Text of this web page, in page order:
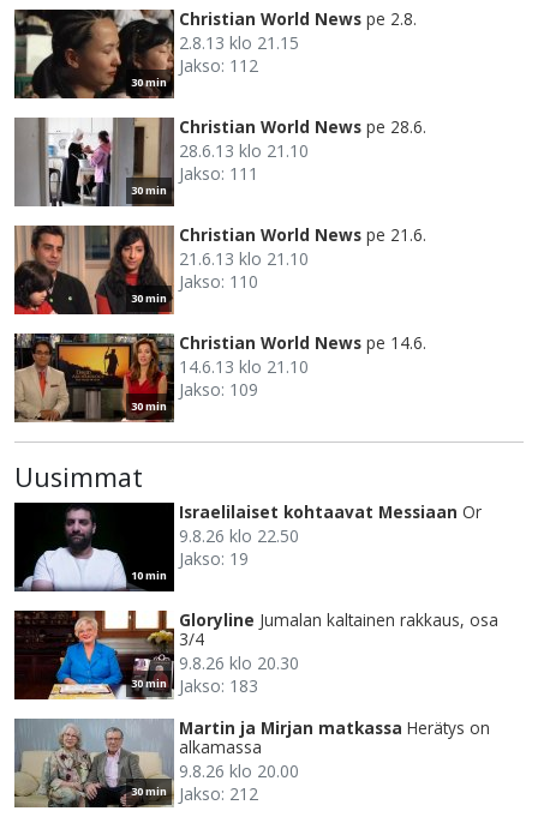
30 min
Christian World News pe 2.8.
2.8.13 klo 21.15
Jakso: 112
30 min
Christian World News pe 28.6.
28.6.13 klo 21.10
Jakso: 111
30 min
Christian World News pe 21.6.
21.6.13 klo 21.10
Jakso: 110
30 min
Christian World News pe 14.6.
14.6.13 klo 21.10
Jakso: 109
Uusimmat
10 min
Israelilaiset kohtaavat Messiaan Or
9.8.26 klo 22.50
Jakso: 19
30 min
Gloryline Jumalan kaltainen rakkaus, osa
3/4
9.8.26 klo 20.30
Jakso: 183
30 min
Martin ja Mirjan matkassa Herätys on
alkamassa
9.8.26 klo 20.00
Jakso: 212